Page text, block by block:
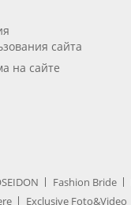
сайта
на сайте
Fashion Bride
Exclusive Foto&Video